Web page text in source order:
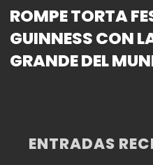
ROMPE TORTA
GUINNESS CON
GRANDE DEL
ENTRADAS